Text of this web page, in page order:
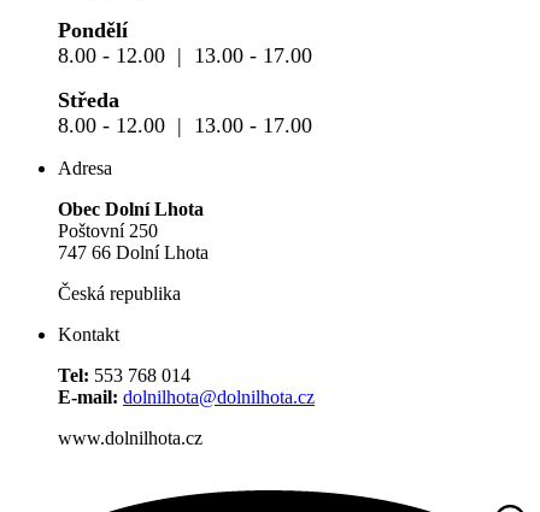
Pondělí
8.00 - 12.00 | 13.00 - 17.00
Středa
8.00 - 12.00 | 13.00 - 17.00
Adresa
Obec Dolní Lhota
Poštovní 250
747 66 Dolní Lhota
Česká republika
Kontakt
Tel: 553 768 014
E-mail: dolnilhota@dolnilhota.cz
www.dolnilhota.cz